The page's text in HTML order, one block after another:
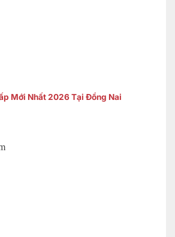
Mới Nhất 2026 Tại Đồng Nai